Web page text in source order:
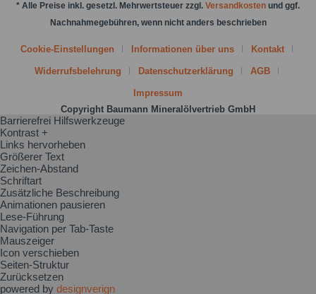
* Alle Preise inkl. gesetzl. Mehrwertsteuer zzgl. Versandkosten und ggf.
Nachnahmegebühren, wenn nicht anders beschrieben
Cookie-Einstellungen Informationen über uns Kontakt
Widerrufsbelehrung Datenschutzerklärung AGB
Impressum
Copyright Baumann Mineralölvertrieb GmbH
Barrierefrei Hilfswerkzeuge
Kontrast +
Links hervorheben
Größerer Text
Zeichen-Abstand
Schriftart
Zusätzliche Beschreibung
Animationen pausieren
Lese-Führung
Navigation per Tab-Taste
Mauszeiger
Icon verschieben
Seiten-Struktur
Zurücksetzen
powered by designverign